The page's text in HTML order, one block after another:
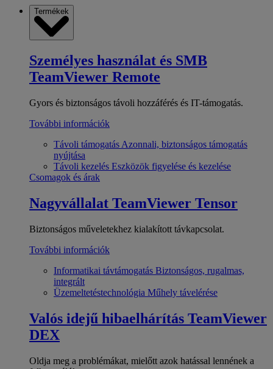
Termékek
Személyes használat és SMB
TeamViewer Remote
Gyors és biztonságos távoli hozzáférés és IT-támogatás.
További információk
Távoli támogatás Azonnali, biztonságos támogatás
nyújtása
Távoli kezelés Eszközök figyelése és kezelése
Csomagok és árak
Nagyvállalat TeamViewer Tensor
Biztonságos műveletekhez kialakított távkapcsolat.
További információk
Informatikai távtámogatás Biztonságos, rugalmas,
integrált
Üzemeltetéstechnológia Műhely távelérése
Valós idejű hibaelhárítás TeamViewer
DEX
Oldja meg a problémákat, mielőtt azok hatással lennének a